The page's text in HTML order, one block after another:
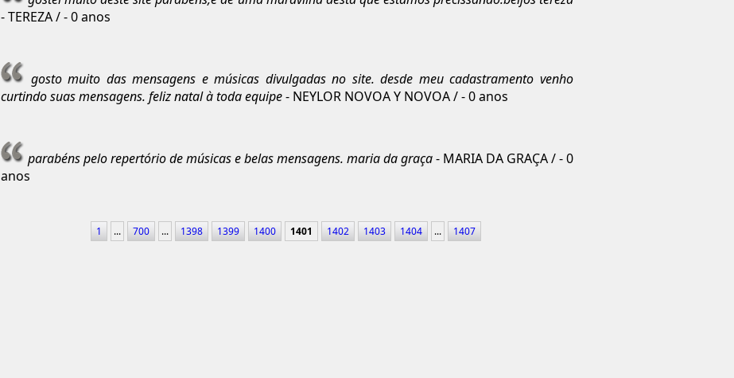
- TEREZA / - 0 anos
gosto muito das mensagens e músicas divulgadas no site. desde meu cadastramento venho
curtindo suas mensagens. feliz natal à toda equipe- NEYLOR NOVOA Y NOVOA / - 0 anos
parabéns pelo repertório de músicas e belas mensagens. maria da graça- MARIA DA GRAÇA / - 0
anos
1 ... 700 ... 1398 1399 1400 1401 1402 1403 1404 ... 1407